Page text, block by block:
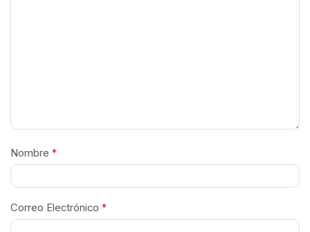
Nombre *
Correo Electrónico *